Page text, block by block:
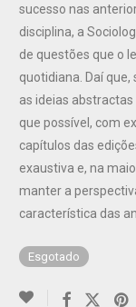
sucesso nas
disciplina, a
de questões que o
quotidiana. Daí
as ideias
que possível, com
capítulos das
exaustiva e, na
manter a
característica das
Esgotado